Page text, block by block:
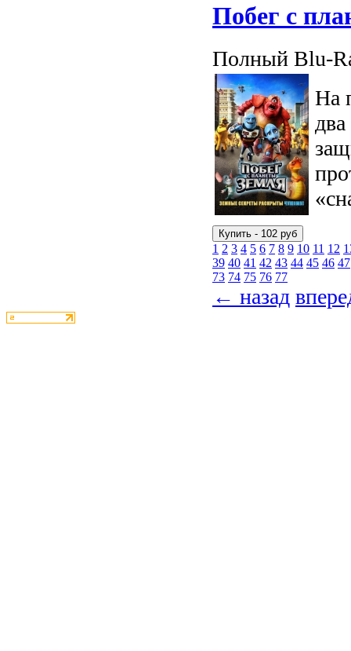
Побег с
Полный Blu-
На
1 2 3 4 5 6 7 8 9 10 11 12
39 40 41 42 43 44 45 46 47
73 74 75 76 77
← назад